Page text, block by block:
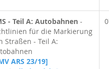
- Teil A: Autobahnen -
für die Markierung
Straßen - Teil A:
ARS 23/19]